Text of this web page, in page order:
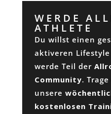
WERDE
ATHLETE
Du willst einen
aktiveren
werde Teil der
Community.
unsere
kostenlosen